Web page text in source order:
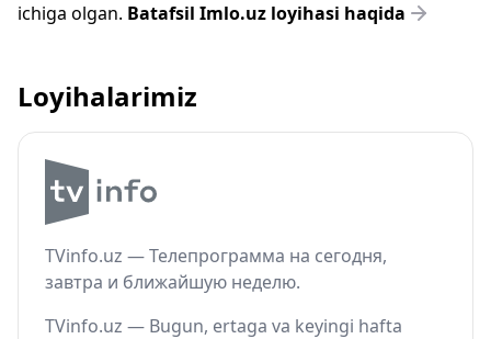
ichiga olgan. Batafsil Imlo.uz loyihasi haqida
Loyihalarimiz
TVinfo.uz — Телепрограмма на сегодня,
завтра и ближайшую неделю.
TVinfo.uz — Bugun, ertaga va keyingi hafta